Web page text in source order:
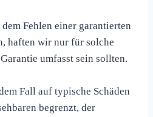
Fehlen einer garantierten
haften wir nur für solche
umfasst sein sollten.
Fall auf typische Schäden
begrenzt, der